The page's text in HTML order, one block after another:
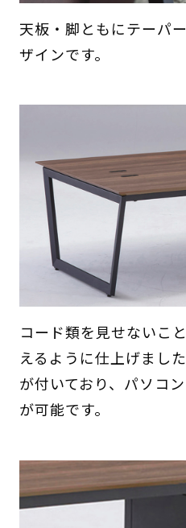
天板・脚ともにテーパ
ザインです。
コード類を見せないこ
えるように仕上げまし
が付いており、パソコ
が可能です。